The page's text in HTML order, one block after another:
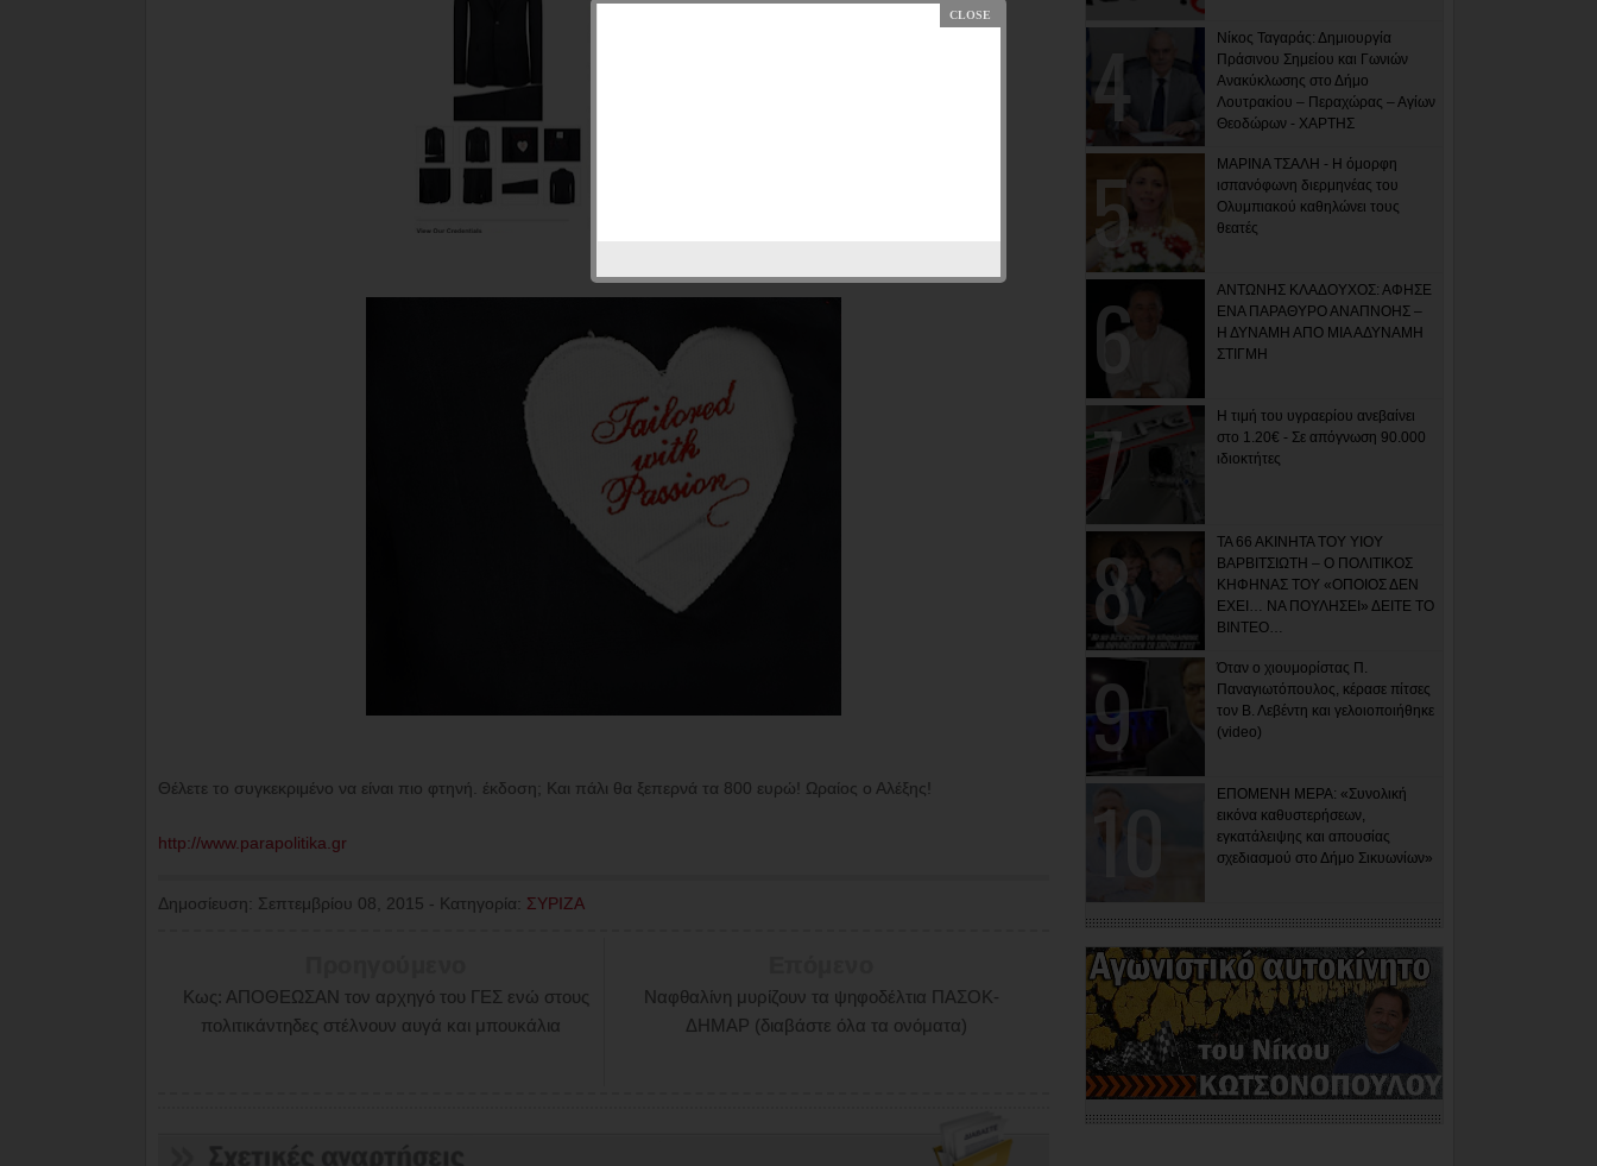
Θέλετε το συγκεκριμένο να είναι πιο φτηνή. έκδοση; Και πάλι θα ξεπερνά τα 800 ευρώ! Ωραίος ο Αλέξης!
http://www.parapolitika.gr
Δημοσίευση: Σεπτεμβρίου 08, 2015 - Κατηγορία: ΣΥΡΙΖΑ
Ναφθαλίνη μυρίζουν τα ψηφοδέλτια ΠΑΣΟΚ-
ΔΗΜΑΡ (διαβάστε όλα τα ονόματα)
Κως: ΑΠΟΘΕΩΣΑΝ τον αρχηγό του ΓΕΣ ενώ στους
πολιτικάντηδες στέλνουν αυγά και μπουκάλια
Νίκος Ταγαράς: Δημιουργία
Πράσινου Σημείου και Γωνιών
Ανακύκλωσης στο Δήμο
Λουτρακίου – Περαχώρας – Αγίων
Θεοδώρων - ΧΑΡΤΗΣ
ΜΑΡΙΝΑ ΤΣΑΛΗ - Η όμορφη
ισπανόφωνη διερμηνέας του
Ολυμπιακού καθηλώνει τους
θεατές
ΑΝΤΩΝΗΣ ΚΛΑΔΟΥΧΟΣ: ΑΦΗΣΕ
ΕΝΑ ΠΑΡΑΘΥΡΟ ΑΝΑΠΝΟΗΣ –
Η ΔΥΝΑΜΗ ΑΠΟ ΜΙΑ ΑΔΥΝΑΜΗ
ΣΤΙΓΜΗ
Η τιμή του υγραερίου ανεβαίνει
στο 1.20€ - Σε απόγνωση 90.000
ιδιοκτήτες
ΤΑ 66 ΑΚΙΝΗΤΑ ΤΟΥ ΥΙΟΥ
ΒΑΡΒΙΤΣΙΩΤΗ – Ο ΠΟΛΙΤΙΚΟΣ
ΚΗΦΗΝΑΣ ΤΟΥ «ΟΠΟΙΟΣ ΔΕΝ
ΕΧΕΙ… ΝΑ ΠΟΥΛΗΣΕΙ» ΔΕΙΤΕ ΤΟ
ΒΙΝΤΕΟ…
Όταν ο χιουμορίστας Π.
Παναγιωτόπουλος, κέρασε πίτσες
τον Β. Λεβέντη και γελοιοποιήθηκε
(video)
ΕΠΟΜΕΝΗ ΜΕΡΑ: «Συνολική
εικόνα καθυστερήσεων,
εγκατάλειψης και απουσίας
σχεδιασμού στο Δήμο Σικυωνίων»